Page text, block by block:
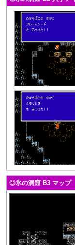
◎氷の洞窟 B3 マップ